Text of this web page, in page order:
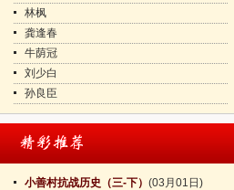
林枫
龚逢春
牛荫冠
刘少白
孙良臣
小善村抗战历史（三-下） (03月01日)